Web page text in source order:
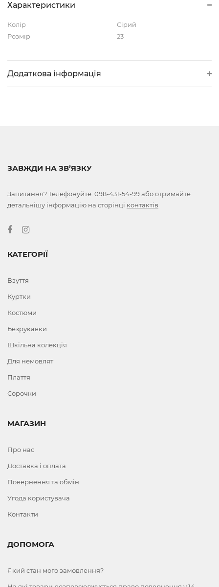
Характеристики
Колір
Сірий
Розмір
23
Додаткова інформація
ЗАВЖДИ НА ЗВ’ЯЗКУ
Запитання? Телефонуйте: 098-431-54-99або отримайте
детальнішу інформацію на сторінці контактів
КАТЕГОРІЇ
Взуття
Куртки
Костюми
Безрукавки
Шкільна колекція
Для немовлят
Плаття
Сорочки
МАГАЗИН
Про нас
Доставка і оплата
Повернення та обмін
Угода користувача
Контакти
ДОПОМОГА
Який стан мого замовлення?